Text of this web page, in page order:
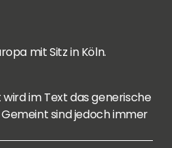
mit Sitz in Köln.
im Text das generische
sind jedoch immer